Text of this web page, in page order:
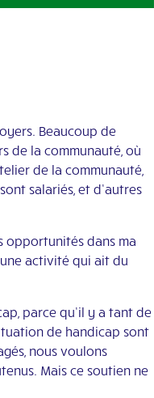
Beaucoup de
de la communauté, où
de la communauté,
salariés, et d’autres
opportunités dans ma
activité qui ait du
parce qu’il y a tant de
de handicap sont
nous voulons
Mais ce soutien ne